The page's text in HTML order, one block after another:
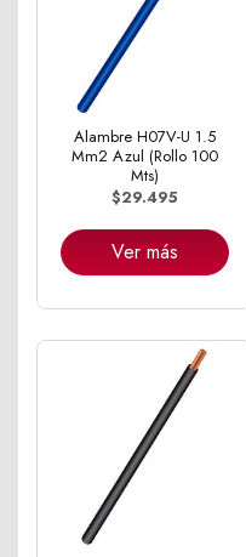
Alambre H07V-U 1.5
Mm2 Azul (Rollo 100
Mts)
$29.495
Ver más